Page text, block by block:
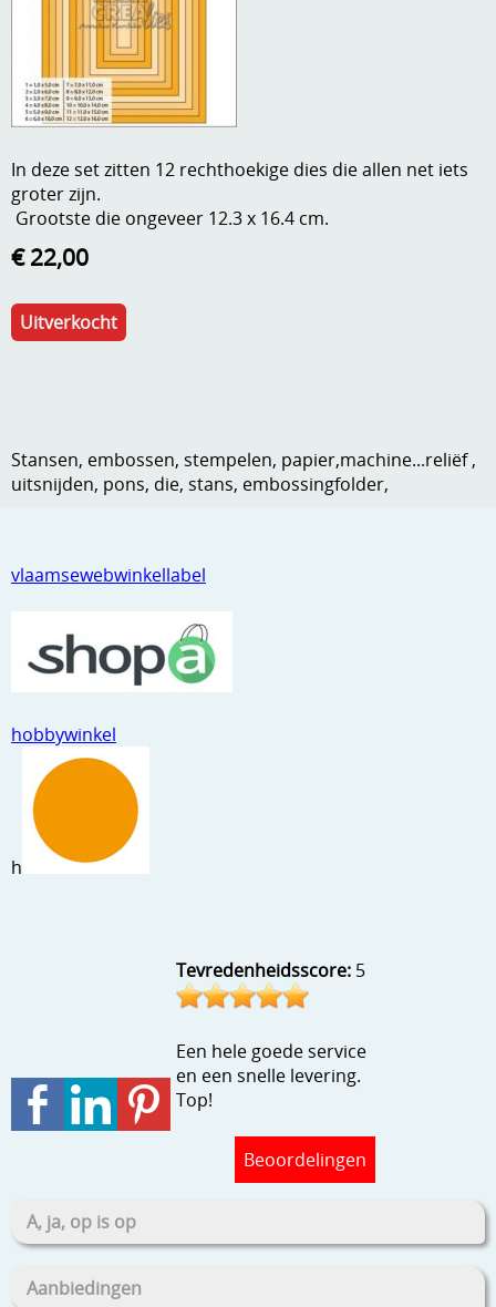
Dies om te stansen
DVD-CD
Embossen
Handige extra's
Hechtingsmaterialen
Hout , MDF, kartonmateriaal, steen
Kneedmateriaal
Merken
Papier en karton
Ribbelaar
Speciaal papier
Stans machine en embossing machines
Stempels en zo
Anders creatief
vlaamsewebwinkellabel
hobbywinkel
h
Tevredenheidsscore: 5
Een hele goede service
en een snelle levering.
Top!
Beoordelingen
A, ja, op is op
Aanbiedingen
In deze set zitten 12 rechthoekige dies die allen net iets
groter zijn.
Grootste die ongeveer 12.3 x 16.4 cm.
€ 22,00
Uitverkocht
Stansen, embossen, stempelen, papier,machine...reliëf ,
uitsnijden, pons, die, stans, embossingfolder,